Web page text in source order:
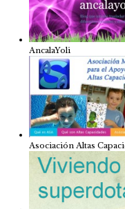
AncalaYoli
Asociación Altas